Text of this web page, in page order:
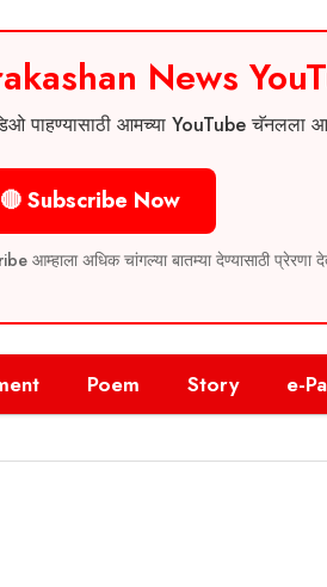
News
पाहण्यासाठी आमच्या YouTube
🔴 Subscribe Now
आम्हाला अधिक चांगल्या बातम्या देण्यासाठी प्रेरणा
Poem Story e-